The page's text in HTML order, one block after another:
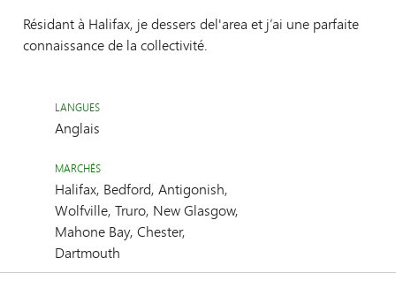
Résidant à Halifax, je dessers del'area et j’ai une parfaite
connaissance de la collectivité.
LANGUES
Anglais
MARCHÉS
Halifax, Bedford, Antigonish,
Wolfville, Truro, New Glasgow,
Mahone Bay, Chester,
Dartmouth